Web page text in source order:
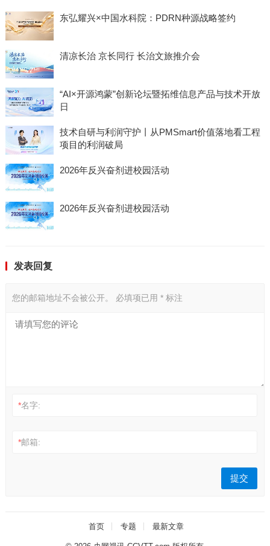
东弘耀兴×中国水科院：PDRN种源战略签约
清凉长治 京长同行 长治文旅推介会
“AI×开源鸿蒙”创新论坛暨拓维信息产品与技术开放
日
技术自研与利润守护丨从PMSmart价值落地看工程
项目的利润破局
2026年反兴奋剂进校园活动
2026年反兴奋剂进校园活动
发表回复
您的邮箱地址不会被公开。 必填项已用 *标注
*名字:
*邮箱:
首页 专题 最新文章